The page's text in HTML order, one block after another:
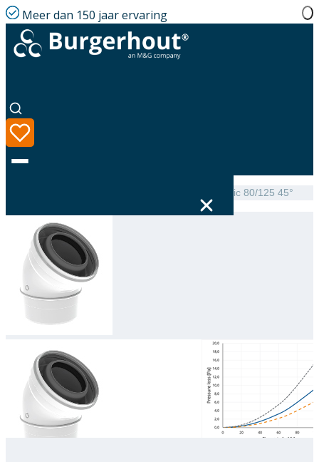
Meer dan 150 jaar ervaring
Taal
Assortiment
Downloads
Academy
Over ons
TwinSafe Elbow PP Concentric 80/125 45°